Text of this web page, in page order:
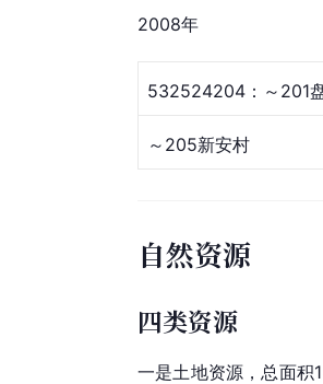
2008年
532524204：～201
～205新安村
自然资源
四类资源
一是土地资源，总面